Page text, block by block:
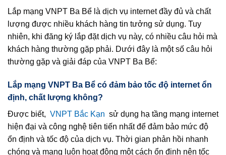
Lắp mạng VNPT Ba Bể là dịch vụ internet đầy đủ và chất
lượng được nhiều khách hàng tin tưởng sử dụng. Tuy
nhiên, khi đăng ký lắp đặt dịch vụ này, có nhiều câu hỏi mà
khách hàng thường gặp phải. Dưới đây là một số câu hỏi
thường gặp và giải đáp của VNPT Ba Bể:
Lắp mạng VNPT Ba Bể có đảm bảo tốc độ internet ổn
định, chất lượng không?
Được biết, VNPT Bắc Kạn sử dụng hạ tầng mạng internet
hiện đại và công nghệ tiên tiến nhất để đảm bảo mức độ
ổn định và tốc độ của dịch vụ. Thời gian phản hồi nhanh
chóng và mạng luôn hoạt động một cách ổn định nên tốc